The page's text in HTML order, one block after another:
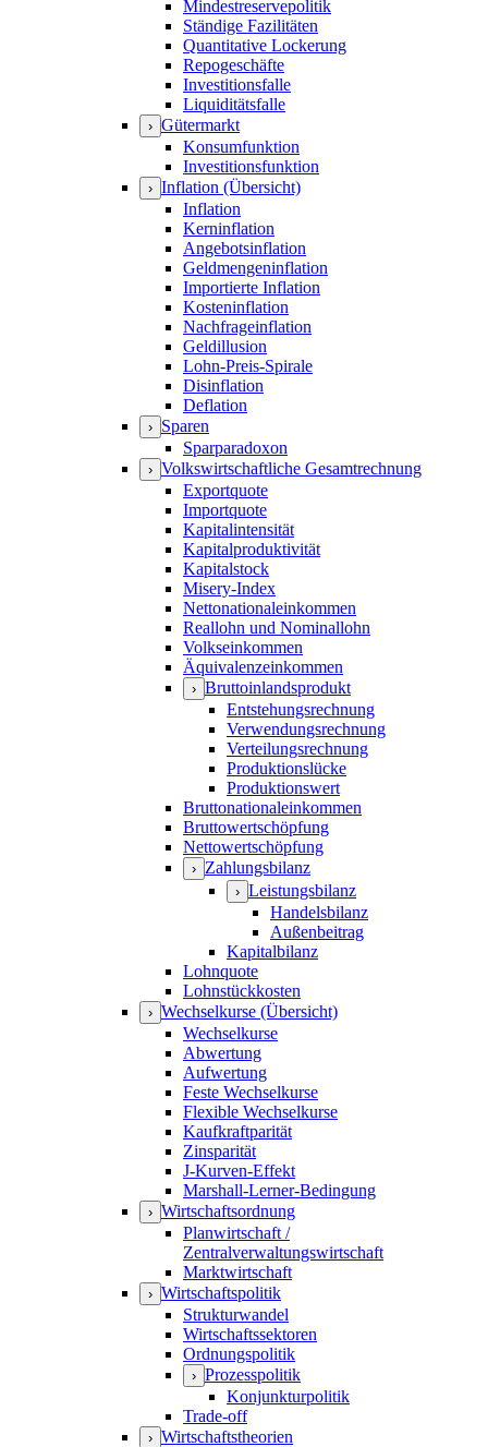
Mindestreservepolitik
Ständige Fazilitäten
Quantitative Lockerung
Repogeschäfte
Investitionsfalle
Liquiditätsfalle
› Gütermarkt
Konsumfunktion
Investitionsfunktion
› Inflation (Übersicht)
Inflation
Kerninflation
Angebotsinflation
Geldmengeninflation
Importierte Inflation
Kosteninflation
Nachfrageinflation
Geldillusion
Lohn-Preis-Spirale
Disinflation
Deflation
› Sparen
Sparparadoxon
› Volkswirtschaftliche Gesamtrechnung
Exportquote
Importquote
Kapitalintensität
Kapitalproduktivität
Kapitalstock
Misery-Index
Nettonationaleinkommen
Reallohn und Nominallohn
Volkseinkommen
Äquivalenzeinkommen
› Bruttoinlandsprodukt
Entstehungsrechnung
Verwendungsrechnung
Verteilungsrechnung
Produktionslücke
Produktionswert
Bruttonationaleinkommen
Bruttowertschöpfung
Nettowertschöpfung
› Zahlungsbilanz
› Leistungsbilanz
Handelsbilanz
Außenbeitrag
Kapitalbilanz
Lohnquote
Lohnstückkosten
› Wechselkurse (Übersicht)
Wechselkurse
Abwertung
Aufwertung
Feste Wechselkurse
Flexible Wechselkurse
Kaufkraftparität
Zinsparität
J-Kurven-Effekt
Marshall-Lerner-Bedingung
› Wirtschaftsordnung
Planwirtschaft /
Zentralverwaltungswirtschaft
Marktwirtschaft
› Wirtschaftspolitik
Strukturwandel
Wirtschaftssektoren
Ordnungspolitik
› Prozesspolitik
Konjunkturpolitik
Trade-off
› Wirtschaftstheorien